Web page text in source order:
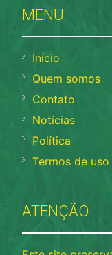
MENU
Início
Quem somos
Contato
Notícias
Política
Termos de uso
ATENÇÃO